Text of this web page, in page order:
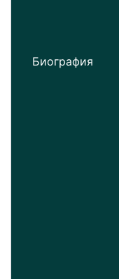
Биография